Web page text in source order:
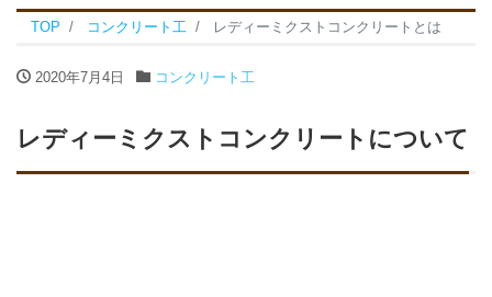
TOP コンクリート工 レディーミクストコンクリートとは
2020年7月4日 コンクリート工
レディーミクストコンクリートについて